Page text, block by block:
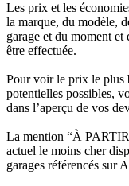
Les prix et les
la marque, du modèle,
garage et du moment
être effectuée.
Pour voir le prix le plus
potentielles possibles,
dans l’aperçu de vos
La mention “À
actuel le moins cher
garages référencés sur